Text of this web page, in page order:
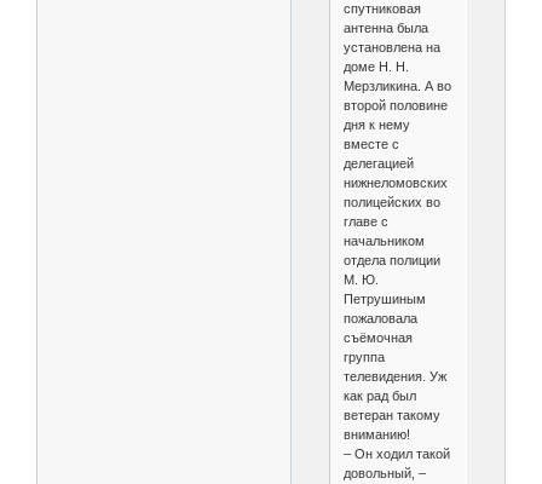
спутниковая
антенна была
установлена на
доме Н. Н.
Мерзликина. А во
второй половине
дня к нему
вместе с
делегацией
нижнеломовских
полицейских во
главе с
начальником
отдела полиции
М. Ю.
Петрушиным
пожаловала
съёмочная
группа
телевидения. Уж
как рад был
ветеран такому
вниманию!
– Он ходил такой
довольный, –